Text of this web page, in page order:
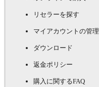
リセラーを探す
マイアカウントの管理
ダウンロード
返金ポリシー
購入に関するFAQ